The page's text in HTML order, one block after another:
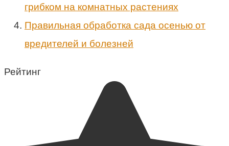
грибком на комнатных растениях
Правильная обработка сада осенью от
вредителей и болезней
Рейтинг